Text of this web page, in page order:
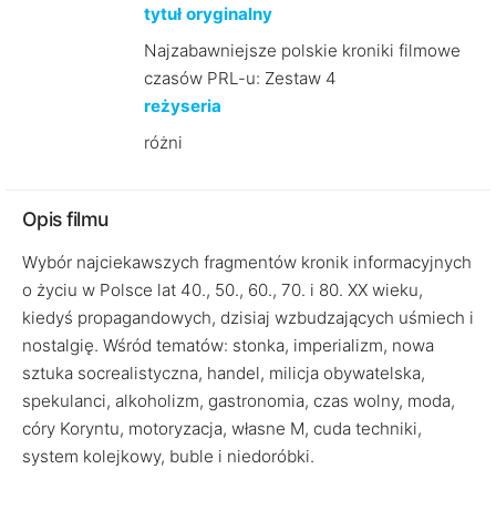
tytuł oryginalny
Najzabawniejsze polskie kroniki filmowe
czasów PRL-u: Zestaw 4
reżyseria
różni
Opis filmu
Wybór najciekawszych fragmentów kronik informacyjnych
o życiu w Polsce lat 40., 50., 60., 70. i 80. XX wieku,
kiedyś propagandowych, dzisiaj wzbudzających uśmiech i
nostalgię. Wśród tematów: stonka, imperializm, nowa
sztuka socrealistyczna, handel, milicja obywatelska,
spekulanci, alkoholizm, gastronomia, czas wolny, moda,
córy Koryntu, motoryzacja, własne M, cuda techniki,
system kolejkowy, buble i niedoróbki.